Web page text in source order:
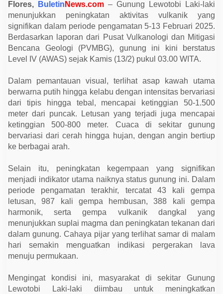
A
w
a
s
,
M
a
s
r
k
a
D
i
S
e
g
e
r
a
M
e
g
u
n
Flores, Buletin News.com – Gunung Lewotobi Laki-laki
menunjukkan peningkatan aktivitas vulkanik yang
signifikan dalam periode pengamatan 5-13 Februari 2025.
Berdasarkan laporan dari Pusat Vulkanologi dan Mitigasi
Bencana Geologi (PVMBG), gunung ini kini berstatus
Level IV (AWAS) sejak Kamis (13/2) pukul 03.00 WITA.
Dalam pemantauan visual, terlihat asap kawah utama
berwarna putih hingga kelabu dengan intensitas bervariasi
dari tipis hingga tebal, mencapai ketinggian 50-1.500
meter dari puncak. Letusan yang terjadi juga mencapai
ketinggian 500-800 meter. Cuaca di sekitar gunung
bervariasi dari cerah hingga hujan, dengan angin bertiup
ke berbagai arah.
Selain itu, peningkatan kegempaan yang signifikan
menjadi indikator utama naiknya status gunung ini. Dalam
periode pengamatan terakhir, tercatat 43 kali gempa
letusan, 987 kali gempa hembusan, 388 kali gempa
harmonik, serta gempa vulkanik dangkal yang
menunjukkan suplai magma dan peningkatan tekanan dari
dalam gunung. Cahaya pijar yang terlihat samar di malam
hari semakin menguatkan indikasi pergerakan lava
menuju permukaan.
Mengingat kondisi ini, masyarakat di sekitar Gunung
Lewotobi Laki-laki diimbau untuk meningkatkan